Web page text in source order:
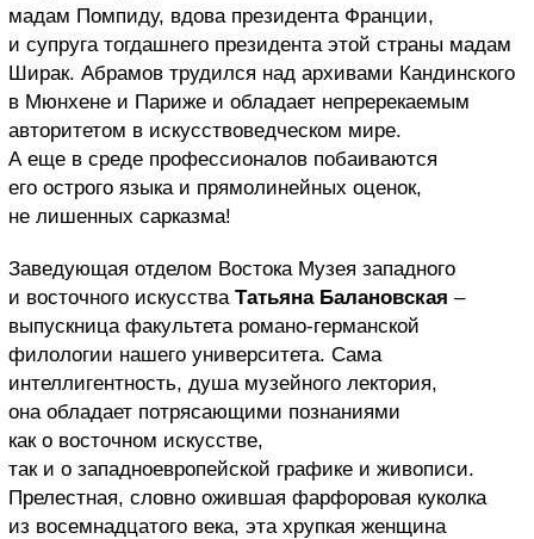
мадам Помпиду, вдова президента Франции,
и супруга тогдашнего президента этой страны мадам
Ширак. Абрамов трудился над архивами Кандинского
в Мюнхене и Париже и обладает непререкаемым
авторитетом в искусствоведческом мире.
А еще в среде профессионалов побаиваются
его острого языка и прямолинейных оценок,
не лишенных сарказма!
Заведующая отделом Востока Музея западного
и восточного искусства Татьяна Балановская –
выпускница факультета романо-германской
филологии нашего университета. Сама
интеллигентность, душа музейного лектория,
она обладает потрясающими познаниями
как о восточном искусстве,
так и о западноевропейской графике и живописи.
Прелестная, словно ожившая фарфоровая куколка
из восемнадцатого века, эта хрупкая женщина